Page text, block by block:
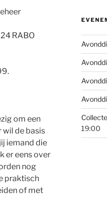
RABO
om een
wil de basis
iemand die
er eens over
nog
praktisch
of met
19:00